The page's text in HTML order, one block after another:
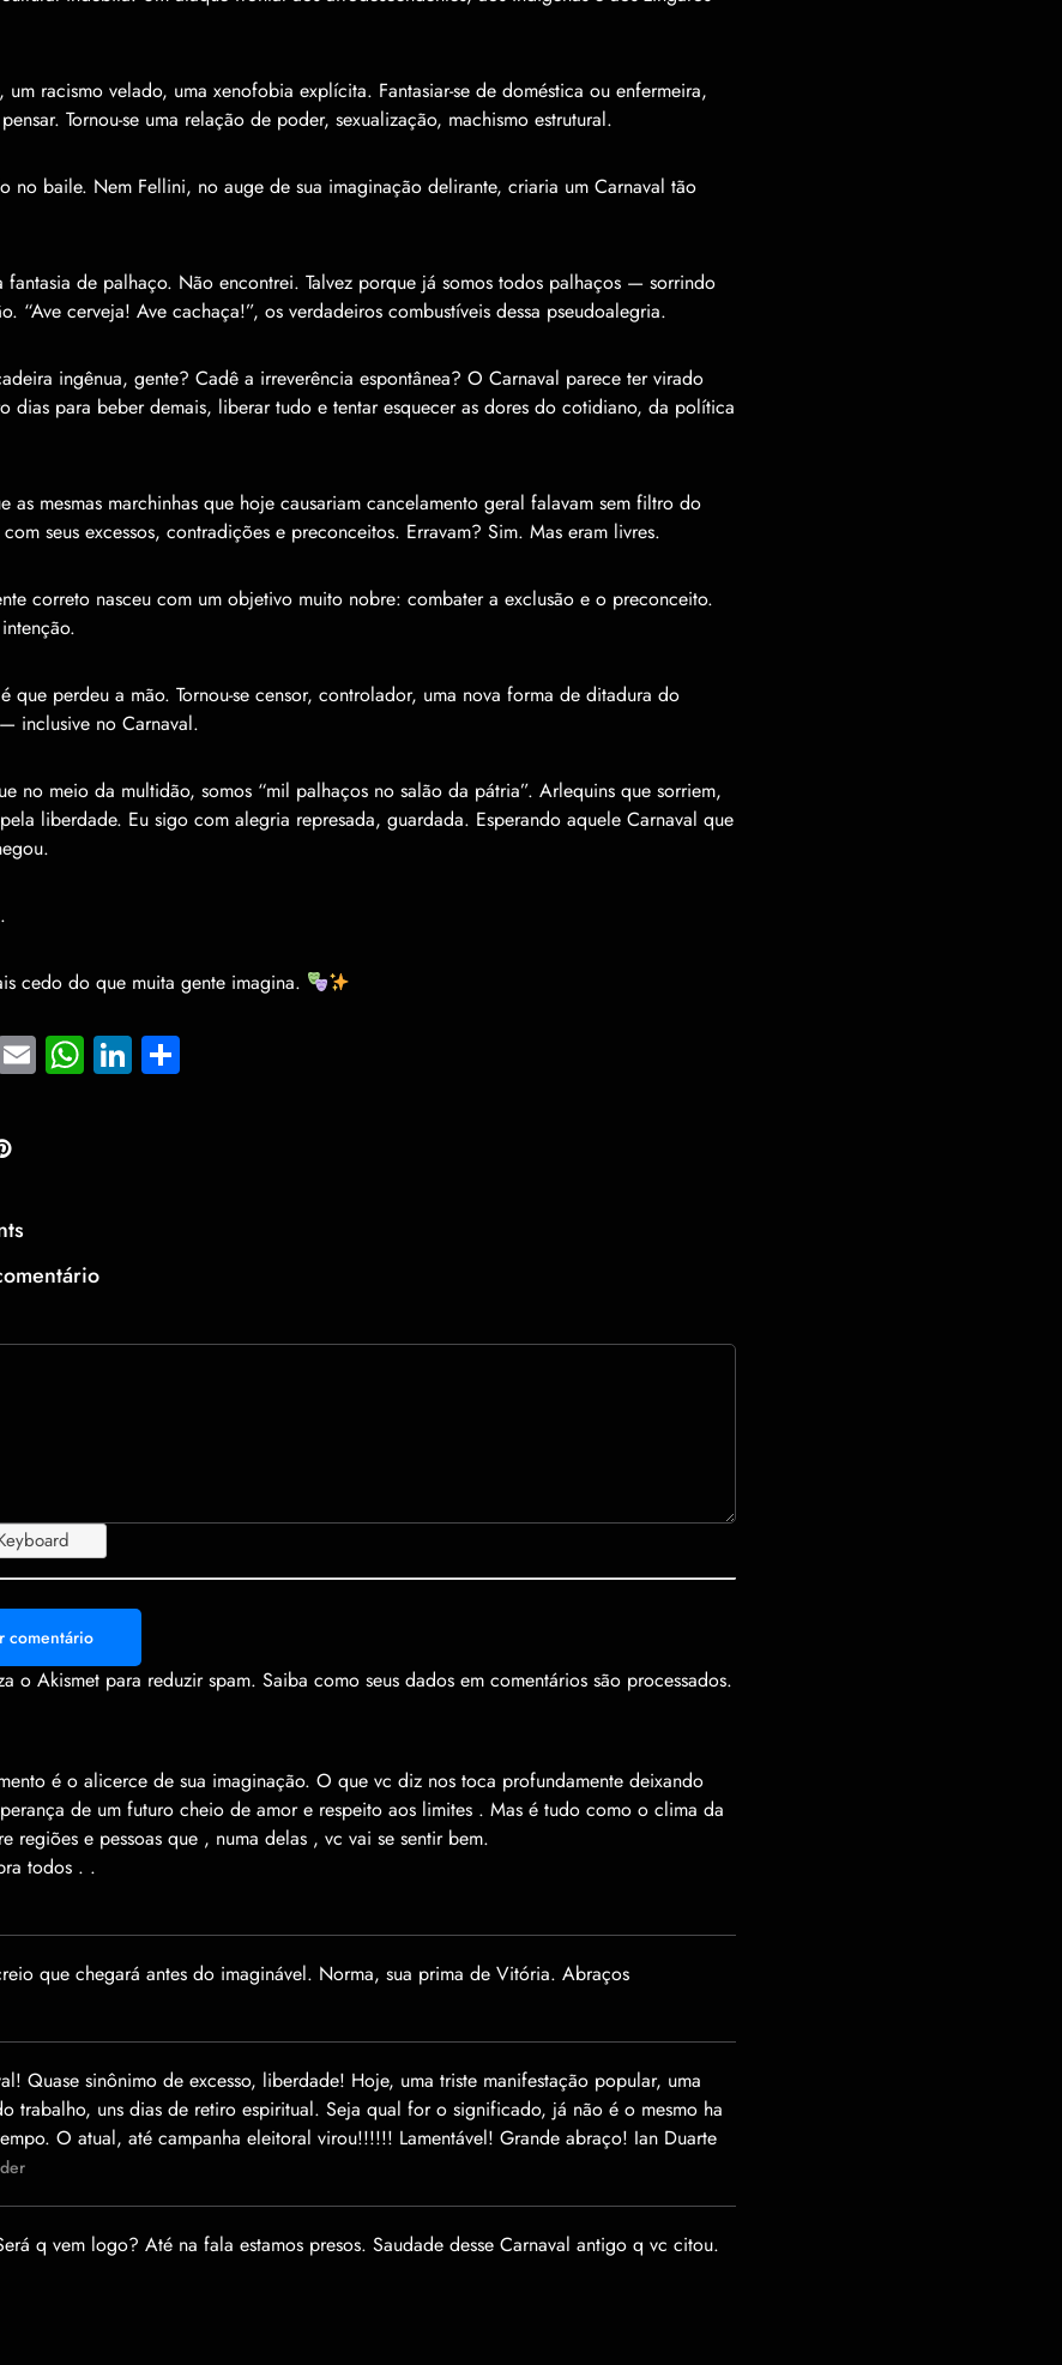
um racismo velado, uma xenofobia explícita. Fantasiar-se de doméstica ou enfermeira,
Tornou-se uma relação de poder, sexualização, machismo estrutural.
no baile. Nem Fellini, no auge de sua imaginação delirante, criaria um Carnaval tão
fantasia de palhaço. Não encontrei. Talvez porque já somos todos palhaços — sorrindo
“Ave cerveja! Ave cachaça!”, os verdadeiros combustíveis dessa pseudoalegria.
ingênua, gente? Cadê a irreverência espontânea? O Carnaval parece ter virado
dias para beber demais, liberar tudo e tentar esquecer as dores do cotidiano, da política
as mesmas marchinhas que hoje causariam cancelamento geral falavam sem filtro do
seus excessos, contradições e preconceitos. Erravam? Sim. Mas eram livres.
correto nasceu com um objetivo muito nobre: combater a exclusão e o preconceito.
que perdeu a mão. Tornou-se censor, controlador, uma nova forma de ditadura do
inclusive no Carnaval.
no meio da multidão, somos “mil palhaços no salão da pátria”. Arlequins que sorriem,
liberdade. Eu sigo com alegria represada, guardada. Esperando aquele Carnaval que
cedo do que muita gente imagina.
EmailWhatsApp
LinkedIn
o Akismet para reduzir spam. Saiba como seus dados em comentários são processados.
é o alicerce de sua imaginação. O que vc diz nos toca profundamente deixando
de um futuro cheio de amor e respeito aos limites . Mas é tudo como o clima da
regiões e pessoas que , numa delas , vc vai se sentir bem.
todos . .
que chegará antes do imaginável. Norma, sua prima de Vitória. Abraços
Quase sinônimo de excesso, liberdade! Hoje, uma triste manifestação popular, uma
trabalho, uns dias de retiro espiritual. Seja qual for o significado, já não é o mesmo ha
O atual, até campanha eleitoral virou!!!!!! Lamentável! Grande abraço! Ian Duarte
q vem logo? Até na fala estamos presos. Saudade desse Carnaval antigo q vc citou.